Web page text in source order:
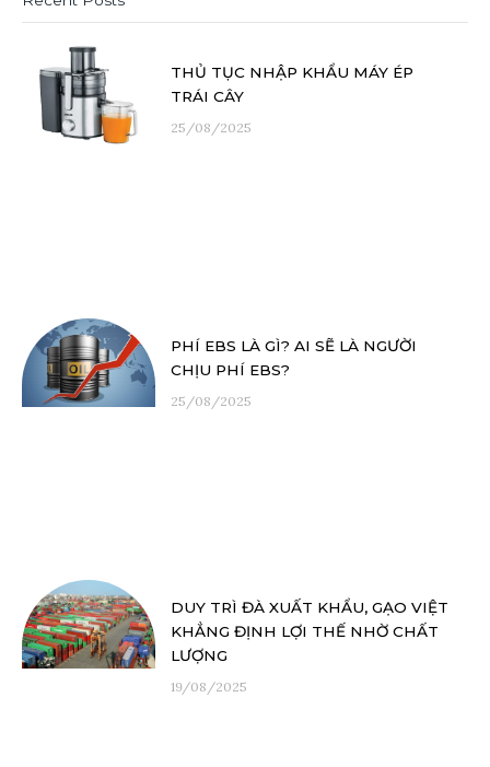
THỦ TỤC NHẬP KHẨU MÁY ÉP
TRÁI CÂY
25/08/2025
PHÍ EBS LÀ GÌ? AI SẼ LÀ NGƯỜI
CHỊU PHÍ EBS?
25/08/2025
DUY TRÌ ĐÀ XUẤT KHẨU, GẠO VIỆT
KHẲNG ĐỊNH LỢI THẾ NHỜ CHẤT
LƯỢNG
19/08/2025